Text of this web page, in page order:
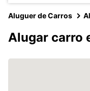
Aluguer de Carros
Alugar carro